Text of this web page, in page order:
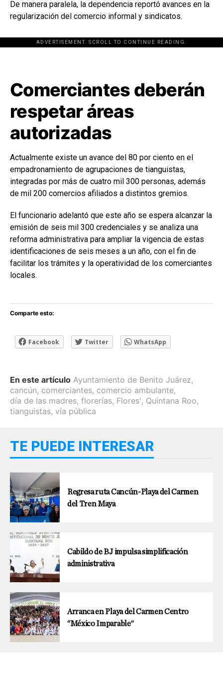
De manera paralela, la dependencia reportó avances en la
regularización del comercio informal y sindicatos.
ADVERTISEMENT. SCROLL TO CONTINUE READING.
[adsforwp id="243463"]
Comerciantes deberán
respetar áreas
autorizadas
Actualmente existe un avance del 80 por ciento en el
empadronamiento de agrupaciones de tianguistas,
integradas por más de cuatro mil 300 personas, además
de mil 200 comercios afiliados a distintos gremios.
El funcionario adelantó que este año se espera alcanzar la
emisión de seis mil 300 credenciales y se analiza una
reforma administrativa para ampliar la vigencia de estas
identificaciones de seis meses a un año, con el fin de
facilitar los trámites y la operatividad de los comerciantes
locales.
Comparte esto:
Facebook Twitter WhatsApp
En este artículo Ayuntamiento de Benito Juárez,
cancún, comerciantes, comercio ambulante,
día de las madres, florerías, Flores', Quintana Roo,
tianguistas, vía pública
TE PUEDE INTERESAR
Regresa ruta Cancún-Playa del Carmen
del Tren Maya
Cabildo de BJ impulsa simplificación
administrativa
Arranca en Playa del Carmen Centro
“México Imparable”